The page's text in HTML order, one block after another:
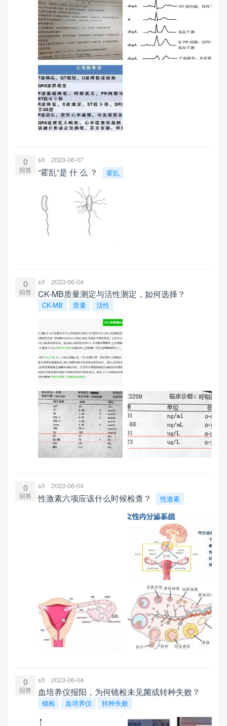
0
回答
slt 2023-06-07
“霍乱”是 什 么 ？ 霍乱
0
回答
slt 2023-06-04
CK-MB质量测定与活性测定，如何选择？
CK-MB 质量 活性
0
回答
slt 2023-06-04
性激素六项应该什么时候检查？ 性激素
0
回答
slt 2023-06-04
血培养仪报阳，为何镜检未见菌或转种失败？
镜检 血培养仪 转种失败